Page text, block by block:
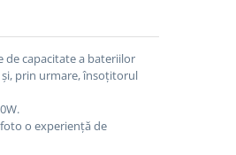
de capacitate a bateriilor
și, prin urmare, însoțitorul
o experiență de